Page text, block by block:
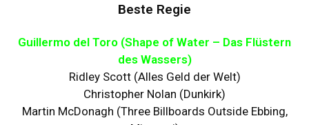
Beste Regie
Guillermo del Toro (Shape of Water – Das Flüstern
des Wassers)
Ridley Scott (Alles Geld der Welt)
Christopher Nolan (Dunkirk)
Martin McDonagh (Three Billboards Outside Ebbing,